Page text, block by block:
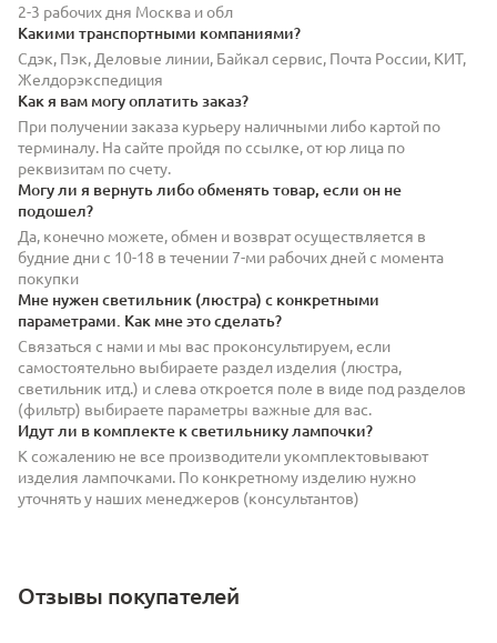
2-3 рабочих дня Москва и обл
Какими транспортными компаниями?
Сдэк, Пэк, Деловые линии, Байкал сервис, Почта России, КИТ,
Желдорэкспедиция
Как я вам могу оплатить заказ?
При получении заказа курьеру наличными либо картой по
терминалу. На сайте пройдя по ссылке, от юр лица по
реквизитам по счету.
Могу ли я вернуть либо обменять товар, если он не
подошел?
Да, конечно можете, обмен и возврат осуществляется в
будние дни с 10-18 в течении 7-ми рабочих дней с момента
покупки
Мне нужен светильник (люстра) с конкретными
параметрами. Как мне это сделать?
Связаться с нами и мы вас проконсультируем, если
самостоятельно выбираете раздел изделия (люстра,
светильник итд.) и слева откроется поле в виде под разделов
(фильтр) выбираете параметры важные для вас.
Идут ли в комплекте к светильнику лампочки?
К сожалению не все производители укомплектовывают
изделия лампочками. По конкретному изделию нужно
уточнять у наших менеджеров (консультантов)
Отзывы покупателей